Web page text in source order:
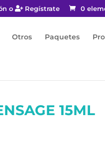
o Regístrate 0
Otros Paquetes
15ML